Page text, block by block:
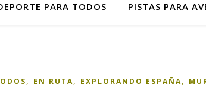
PARA TODOS PISTAS PARA
, EN RUTA, EXPLORANDO ESPAÑA,